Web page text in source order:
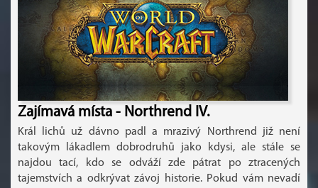
Zajímavá místa - Northrend IV.
Král lichů už dávno padl a mrazivý Northrend již není
takovým lákadlem dobrodruhů jako kdysi, ale stále se
najdou tací, kdo se odváží zde pátrat po ztracených
tajemstvích a odkrývat závoj historie. Pokud vám nevadí